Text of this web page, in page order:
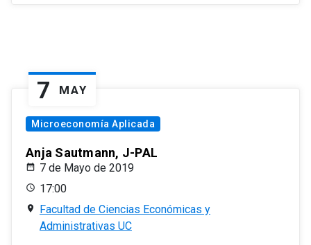
7 MAY
Microeconomía Aplicada
Anja Sautmann, J-PAL
7 de Mayo de 2019
17:00
Facultad de Ciencias Económicas y
Administrativas UC